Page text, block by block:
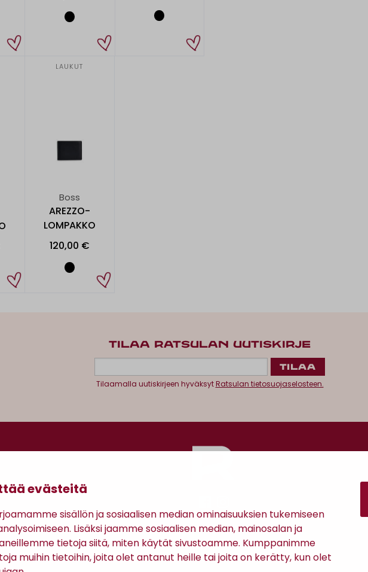
evästeitä
sisällön ja sosiaalisen median ominaisuuksien tukemiseen
Lisäksi jaamme sosiaalisen median, mainosalan ja
tietoja siitä, miten käytät sivustoamme. Kumppanimme
muihin tietoihin, joita olet antanut heille tai joita on kerätty, kun olet
Hilfiger
-
€
ETON TRIFOLD -
NAHKALOMPAKKO
AREZZO-LOMPAKKO